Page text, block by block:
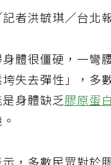
者洪毓琪／台北
身體很僵硬，一
失去彈性」，多
身體缺乏膠原蛋